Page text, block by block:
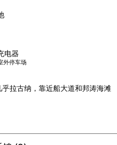
电器
外停车场
乎拉古纳，靠近船大道和邦涛海滩